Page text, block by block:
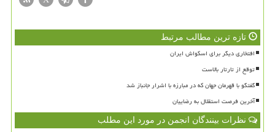
تازه ترین مطالب مرتبط
افتخاری دیگر برای اسکواش ایران
توقع از تارتار بالاست
گفتگو با قهرمان جهان که در مبارزه با اشرار جانباز شد
آخرین فرصت استقلال به رضاییان
نظرات بینندگان انجمن در مورد این مطلب